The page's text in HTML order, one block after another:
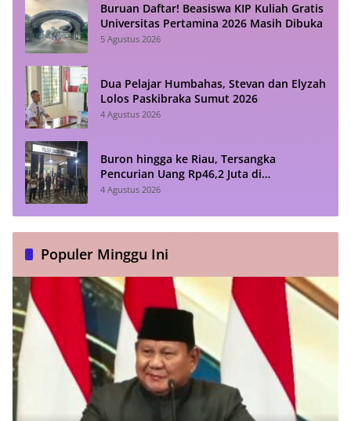
Buruan Daftar! Beasiswa KIP Kuliah Gratis
Universitas Pertamina 2026 Masih Dibuka
5 Agustus 2026
Dua Pelajar Humbahas, Stevan dan Elyzah
Lolos Paskibraka Sumut 2026
4 Agustus 2026
Buron hingga ke Riau, Tersangka
Pencurian Uang Rp46,2 Juta di
Simalungun Akhirnya Dibekuk Polisi
4 Agustus 2026
Populer Minggu Ini